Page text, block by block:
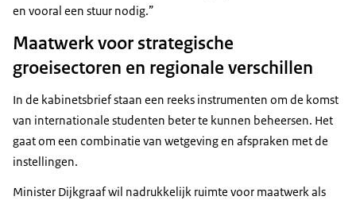
en vooral een stuur nodig.”
Maatwerk voor strategische
groeisectoren en regionale verschillen
In de kabinetsbrief staan een reeks instrumenten om de komst
van internationale studenten beter te kunnen beheersen. Het
gaat om een combinatie van wetgeving en afspraken met de
instellingen.
Minister Dijkgraaf wil nadrukkelijk ruimte voor maatwerk als